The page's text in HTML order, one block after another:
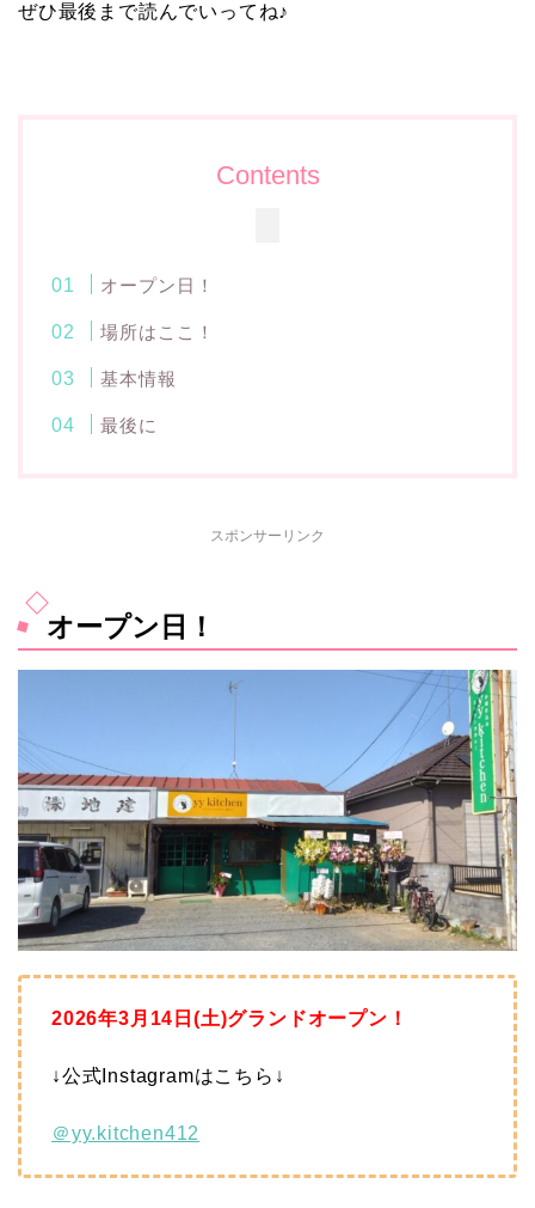
ぜひ最後まで読んでいってね♪
Contents
オープン日！
場所はここ！
基本情報
最後に
スポンサーリンク
オープン日！
2026年3月14日(土)グランドオープン！
↓公式Instagramはこちら↓
＠yy.kitchen412